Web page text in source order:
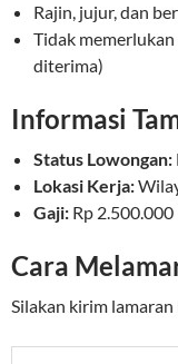
Rajin, jujur, dan
Tidak
diterima)
Informasi
Status Lowongan:
Lokasi Kerja:
Gaji: Rp
Cara
Silakan kirim